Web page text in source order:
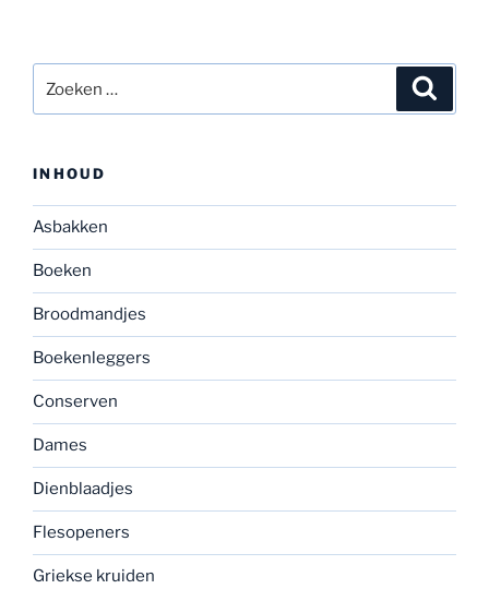
naar:
INHOUD
Asbakken
Boeken
Broodmandjes
Boekenleggers
Conserven
Dames
Dienblaadjes
Flesopeners
Griekse kruiden